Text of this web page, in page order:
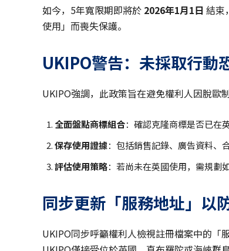
如今，5年寬限期即將於 2026年1月1日 結束
使用」而喪失保護。
UKIPO警告：未採取行動
UKIPO強調，此政策旨在避免權利人因脫歐
全面盤點商標組合：確認克隆商標是否已在
保存使用證據：包括銷售記錄、廣告資料、
評估使用策略：若尚未在英國使用，需規劃
同步更新「服務地址」以
UKIPO同步呼籲權利人檢視註冊檔案中的「